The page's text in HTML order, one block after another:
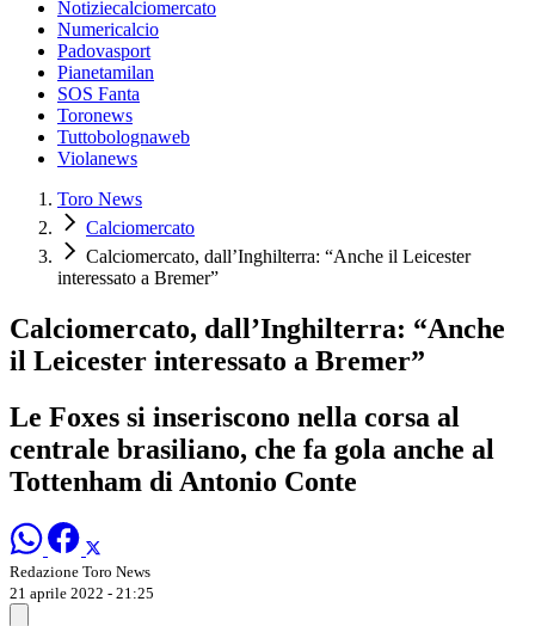
Notiziecalciomercato
Numericalcio
Padovasport
Pianetamilan
SOS Fanta
Toronews
Tuttobolognaweb
Violanews
Toro News
Calciomercato
Calciomercato, dall’Inghilterra: “Anche il Leicester
interessato a Bremer”
Calciomercato, dall’Inghilterra: “Anche
il Leicester interessato a Bremer”
Le Foxes si inseriscono nella corsa al
centrale brasiliano, che fa gola anche al
Tottenham di Antonio Conte
Redazione Toro News
21 aprile 2022 - 21:25